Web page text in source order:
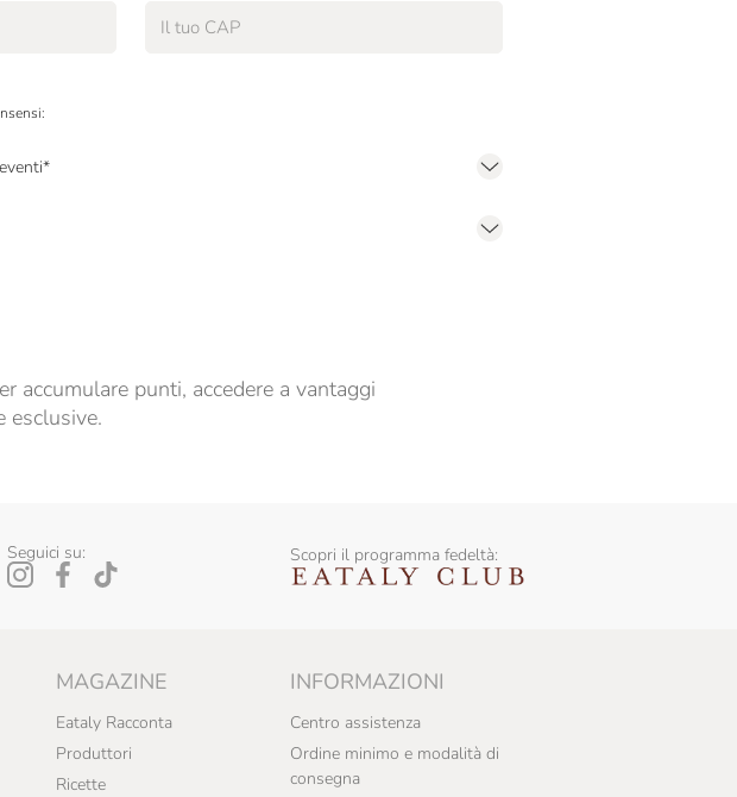
*
accumulare punti, accedere a vantaggi
esclusive.
Seguici su: Scopri il programma fedeltà:
MAGAZINE
Eataly Racconta
Produttori
Ricette
INFORMAZIONI
Centro assistenza
Ordine minimo e modalità di
consegna